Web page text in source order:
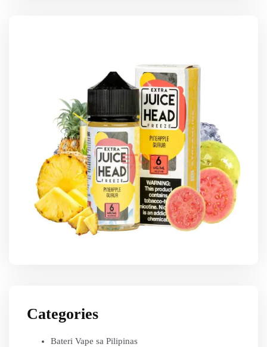
Categories
Bateri Vape sa Pilipinas